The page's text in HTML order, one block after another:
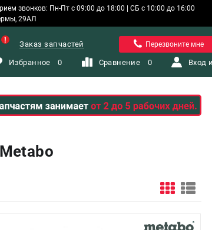
звонков: Пн-Пт с 09:00 до 18:00 | СБ с 10:00 до 16:00
29АЛ
Заказ запчастей Перезвоните мне
Избранное 0 Сравнение 0 Вход